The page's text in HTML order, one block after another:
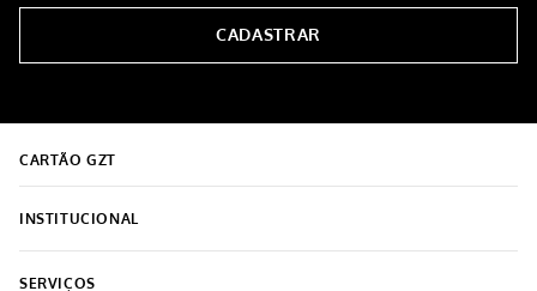
CADASTRAR
CARTÃO GZT
INSTITUCIONAL
SERVIÇOS